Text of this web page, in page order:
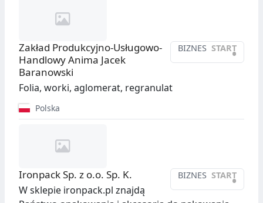
BIZNES START
•
Zakład Produkcyjno-Usługowo-
Handlowy Anima Jacek
Baranowski
Folia, worki, aglomerat, regranulat
Polska
BIZNES START
•
Ironpack Sp. z o.o. Sp. K.
W sklepie ironpack.pl znajdą